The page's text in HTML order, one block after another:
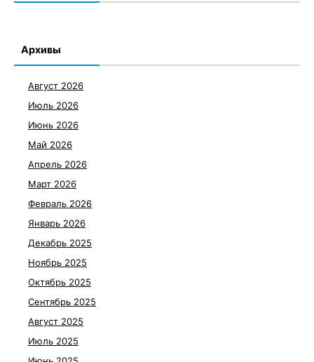
Архивы
Август 2026
Июль 2026
Июнь 2026
Май 2026
Апрель 2026
Март 2026
Февраль 2026
Январь 2026
Декабрь 2025
Ноябрь 2025
Октябрь 2025
Сентябрь 2025
Август 2025
Июль 2025